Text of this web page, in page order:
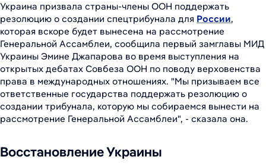
Украина призвала страны-члены ООН поддержать
резолюцию о создании спецтрибунала для России,
которая вскоре будет вынесена на рассмотрение
Генеральной Ассамблеи, сообщила первый замглавы МИД
Украины Эмине Джапарова во время выступления на
открытых дебатах Совбеза ООН по поводу верховенства
права в международных отношениях. "Мы призываем все
ответственные государства поддержать резолюцию о
создании трибунала, которую мы собираемся вынести на
рассмотрение Генеральной Ассамблеи", - сказала она.
Восстановление Украины